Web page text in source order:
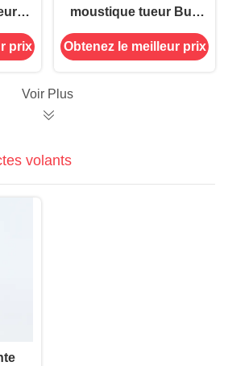
prix
moustique tueur Bug
Zapper Flamme
lumière de nuit
Obtenez le meilleur prix
Voir Plus
volants